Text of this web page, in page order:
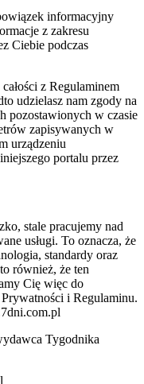
informacyjny
z zakresu
Ciebie podczas
z Regulaminem
udzielasz nam zgody na
pozostawionych w czasie
zapisywanych w
urządzeniu
portalu przez
stale pracujemy nad
usługi. To oznacza, że
standardy oraz
również, że ten
Cię więc do
i Regulaminu.
Tygodnika